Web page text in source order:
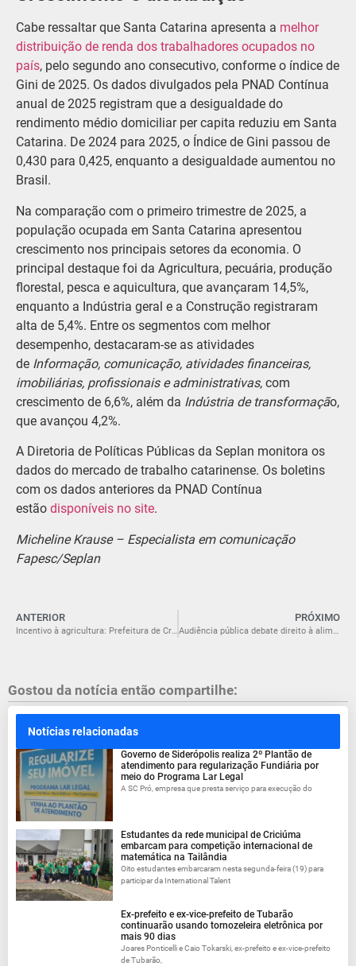
Cabe ressaltar que Santa Catarina apresenta a melhor
distribuição de renda dos trabalhadores ocupados no
país, pelo segundo ano consecutivo, conforme o índice de
Gini de 2025. Os dados divulgados pela PNAD Contínua
anual de 2025 registram que a desigualdade do
rendimento médio domiciliar per capita reduziu em Santa
Catarina. De 2024 para 2025, o Índice de Gini passou de
0,430 para 0,425, enquanto a desigualdade aumentou no
Brasil.
Na comparação com o primeiro trimestre de 2025, a
população ocupada em Santa Catarina apresentou
crescimento nos principais setores da economia. O
principal destaque foi da Agricultura, pecuária, produção
florestal, pesca e aquicultura, que avançaram 14,5%,
enquanto a Indústria geral e a Construção registraram
alta de 5,4%. Entre os segmentos com melhor
desempenho, destacaram-se as atividades
de Informação, comunicação, atividades financeiras,
imobiliárias, profissionais e administrativas, com
crescimento de 6,6%, além da Indústria de transformação,
que avançou 4,2%.
A Diretoria de Políticas Públicas da Seplan monitora os
dados do mercado de trabalho catarinense. Os boletins
com os dados anteriores da PNAD Contínua
estão disponíveis no site.
Micheline Krause – Especialista em comunicação
Fapesc/Seplan
ANTERIOR
Incentivo à agricultura: Prefeitura de Criciúma disponibiliza sementes de pastagem com 50% de desconto a produtores rurais
PRÓXIMO
Audiência pública debate direito à alimentação e políticas para população vulnerável em SC
Gostou da notícia então compartilhe:
Notícias relacionadas
Governo de Siderópolis realiza 2º Plantão de
atendimento para regularização Fundiária por
meio do Programa Lar Legal
A SC Pró, empresa que presta serviço para execução do
Estudantes da rede municipal de Criciúma
embarcam para competição internacional de
matemática na Tailândia
Oito estudantes embarcaram nesta segunda-feira (19) para
participar da International Talent
Ex-prefeito e ex-vice-prefeito de Tubarão
continuarão usando tornozeleira eletrônica por
mais 90 dias
Joares Ponticelli e Caio Tokarski, ex-prefeito e ex-vice-prefeito
de Tubarão,